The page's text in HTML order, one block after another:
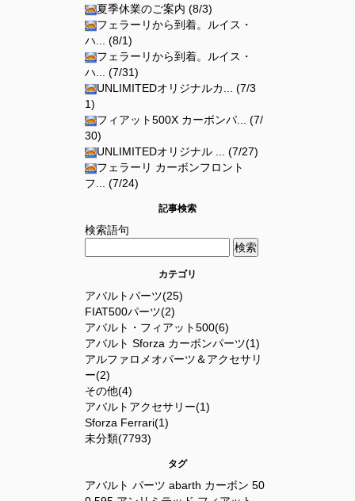
夏季休業のご案内 (8/3)
フェラーリから到着。ルイス・
ハ... (8/1)
フェラーリから到着。ルイス・
ハ... (7/31)
UNLIMITEDオリジナルカ... (7/3
1)
フィアット500X カーボンパ... (7/
30)
UNLIMITEDオリジナル ... (7/27)
フェラーリ カーボンフロント
フ... (7/24)
記事検索
検索語句
カテゴリ
アバルトパーツ(25)
FIAT500パーツ(2)
アバルト・フィアット500(6)
アバルト Sforza カーボンパーツ(1)
アルファロメオパーツ＆アクセサリ
ー(2)
その他(4)
アバルトアクセサリー(1)
Sforza Ferrari(1)
未分類(7793)
タグ
アバルト パーツ abarth カーボン 50